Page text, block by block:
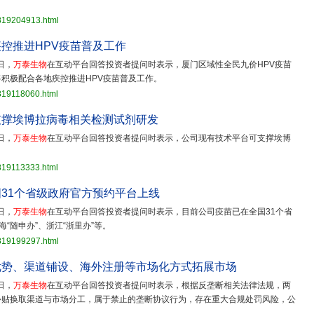
推进HPV疫苗普及工作
， 万泰生物在互动平台回答投资者提问时表示，厦门区域性全民九价HPV疫苗
极配合各地疾控推进HPV疫苗普及工作。
埃博拉病毒相关检测试剂研发
， 万泰生物在互动平台回答投资者提问时表示，公司现有技术平台可支撑埃博
个省级政府官方预约平台上线
， 万泰生物在互动平台回答投资者提问时表示，目前公司疫苗已在全国31个省
随申办”、浙江“浙里办”等。
、渠道铺设、海外注册等市场化方式拓展市场
， 万泰生物在互动平台回答投资者提问时表示，根据反垄断相关法律法规，两
换取渠道与市场分工，属于禁止的垄断协议行为，存在重大合规处罚风险，公